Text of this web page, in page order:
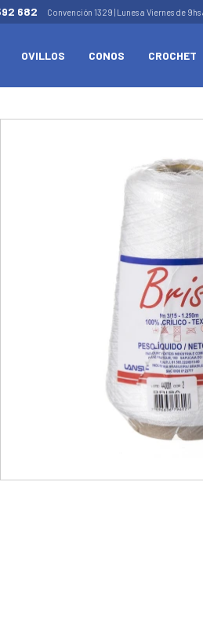
OVILLOS CONOS CROCHET
682 Convención 1329 | Lunes a Viernes de